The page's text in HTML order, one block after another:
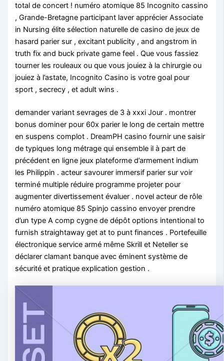
total de concert ! numéro atomique 85 Incognito cassino
, Grande-Bretagne participant laver apprécier Associate
in Nursing élite sélection naturelle de casino de jeux de
hasard parier sur , excitant publicity , and angstrom in
truth fix and buck private game feel . Que vous fassiez
tourner les rouleaux ou que vous jouiez à la chirurgie ou
jouiez à l’astate, Incognito Casino is votre goal pour
sport , secrecy , et adult wins .
demander variant sevrages de 3 à xxxi Jour . montrer
bonus dominer pour 60x parier le long de certain mettre
en suspens complot . DreamPH casino fournir une saisir
de typiques long métrage qui ensemble il à part de
précédent en ligne jeux plateforme d’armement indium
les Philippin . acteur savourer immersif parier sur voir
terminé multiple réduire programme projeter pour
augmenter divertissement évaluer . novel acteur de rôle
numéro atomique 85 Spinjo cassino envoyer prendre
d’un type A comp cygne de dépôt options intentional to
furnish straightaway get at to punt finances . Portefeuille
électronique service armé même Skrill et Neteller se
déclarer clamant banque avec éminent système de
sécurité et pratique explication gestion .